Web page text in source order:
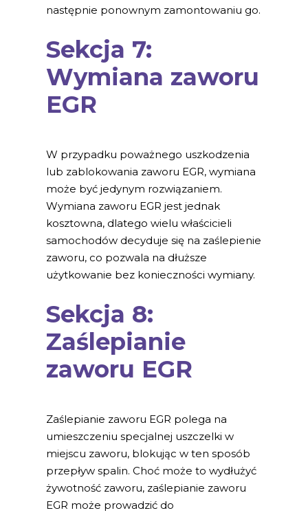
następnie ponownym zamontowaniu go.
Sekcja 7:
Wymiana zaworu
EGR
W przypadku poważnego uszkodzenia
lub zablokowania zaworu EGR, wymiana
może być jedynym rozwiązaniem.
Wymiana zaworu EGR jest jednak
kosztowna, dlatego wielu właścicieli
samochodów decyduje się na zaślepienie
zaworu, co pozwala na dłuższe
użytkowanie bez konieczności wymiany.
Sekcja 8:
Zaślepianie
zaworu EGR
Zaślepianie zaworu EGR polega na
umieszczeniu specjalnej uszczelki w
miejscu zaworu, blokując w ten sposób
przepływ spalin. Choć może to wydłużyć
żywotność zaworu, zaślepianie zaworu
EGR może prowadzić do